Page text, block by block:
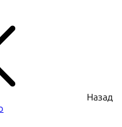
Назад